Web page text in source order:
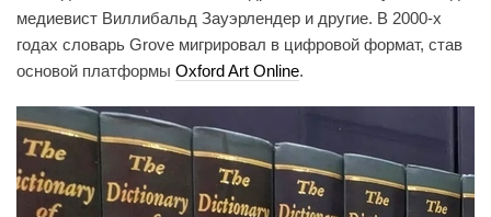
медиевист Виллибальд Зауэрлендер и другие. В 2000-х
годах словарь Grove мигрировал в цифровой формат, став
основой платформы Oxford Art Online.